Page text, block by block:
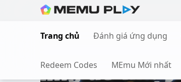
to
content
Trang chủ Đánh giá ứng dụng
Redeem Codes MEmu Mới nhất